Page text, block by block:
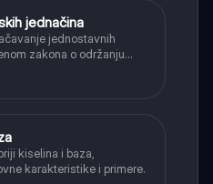
jednačina
jednostavnih
zakona o održanju
atoma sa obe strane.
kiselina i baza,
karakteristike i primere.